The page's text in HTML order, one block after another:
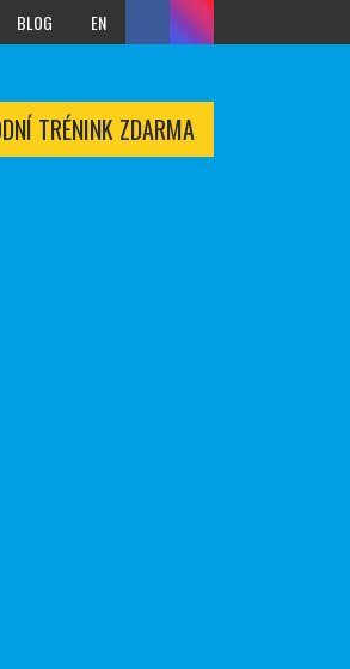
BLOG EN
TRÉNINK ZDARMA